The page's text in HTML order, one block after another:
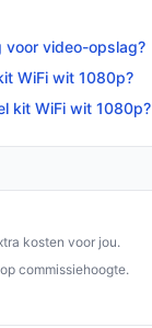
voor video-opslag?
WiFi wit 1080p?
kit WiFi wit 1080p?
kosten voor jou.
commissiehoogte.